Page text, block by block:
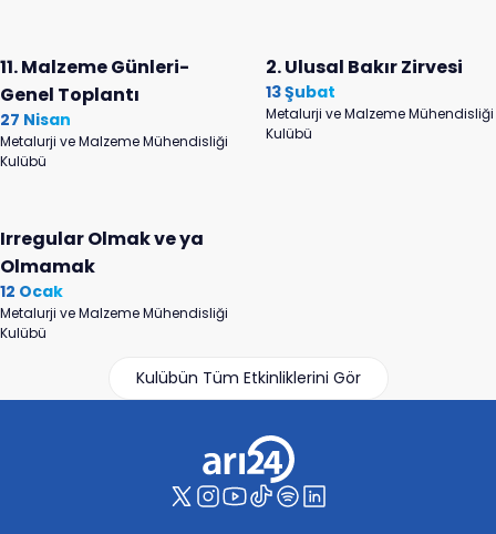
11. Malzeme Günleri-
Genel Toplantı
27 Nisan
Metalurji ve Malzeme Mühendisliği
Kulübü
2. Ulusal Bakır Zirvesi
13 Şubat
Metalurji ve Malzeme Mühendisliği
Kulübü
Irregular Olmak ve ya
Olmamak
12 Ocak
Metalurji ve Malzeme Mühendisliği
Kulübü
Kulübün Tüm Etkinliklerini Gör